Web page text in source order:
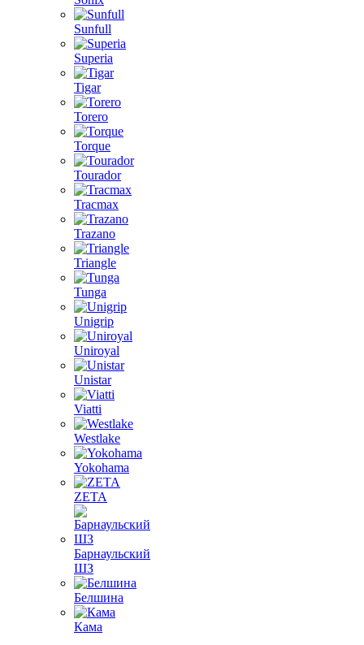
Sunfull
Superia
Tigar
Torero
Torque
Tourador
Tracmax
Trazano
Triangle
Tunga
Unigrip
Uniroyal
Unistar
Viatti
Westlake
Yokohama
ZETA
Барнаульский
ШЗ
Белшина
Кама